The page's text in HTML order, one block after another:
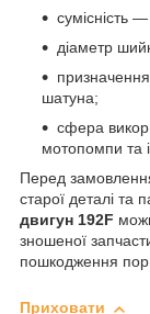
сумісність
діаметр
шатуна;
сфера
мотопомпи та
Перед
старої деталі та
двигун 192F
зношеної
пошкодження
Приховати